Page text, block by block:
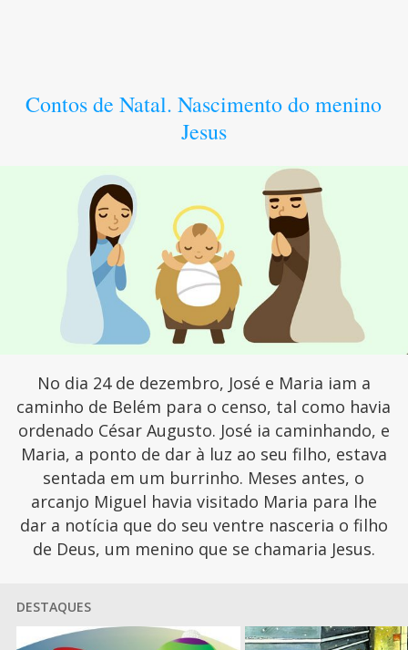
Contos de Natal. Nascimento do menino
Jesus
No dia 24 de dezembro, José e Maria iam a
caminho de Belém para o censo, tal como havia
ordenado César Augusto. José ia caminhando, e
Maria, a ponto de dar à luz ao seu filho, estava
sentada em um burrinho. Meses antes, o
arcanjo Miguel havia visitado Maria para lhe
dar a notícia que do seu ventre nasceria o filho
de Deus, um menino que se chamaria Jesus.
DESTAQUES